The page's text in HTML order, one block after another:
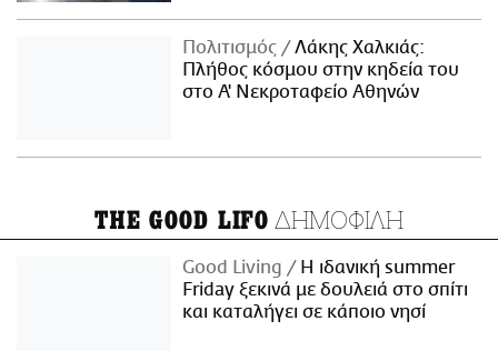
Πολιτισμός
Λάκης Χαλκιάς:
Πλήθος κόσμου στην κηδεία του
στο Α' Νεκροταφείο Αθηνών
THE GOOD LIFO ΔΗΜΟΦΙΛΗ
Good Living
Η ιδανική summer
Friday ξεκινά με δουλειά στο σπίτι
και καταλήγει σε κάποιο νησί